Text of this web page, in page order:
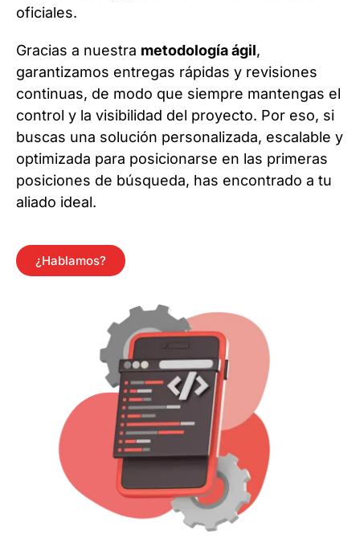
oficiales.
Gracias a nuestra metodología ágil,
garantizamos entregas rápidas y revisiones
continuas, de modo que siempre mantengas el
control y la visibilidad del proyecto. Por eso, si
buscas una solución personalizada, escalable y
optimizada para posicionarse en las primeras
posiciones de búsqueda, has encontrado a tu
aliado ideal.
¿Hablamos?